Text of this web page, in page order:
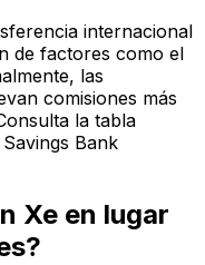
internacional
de factores como el
las
comisiones más
la tabla
Bank
Xe en lugar